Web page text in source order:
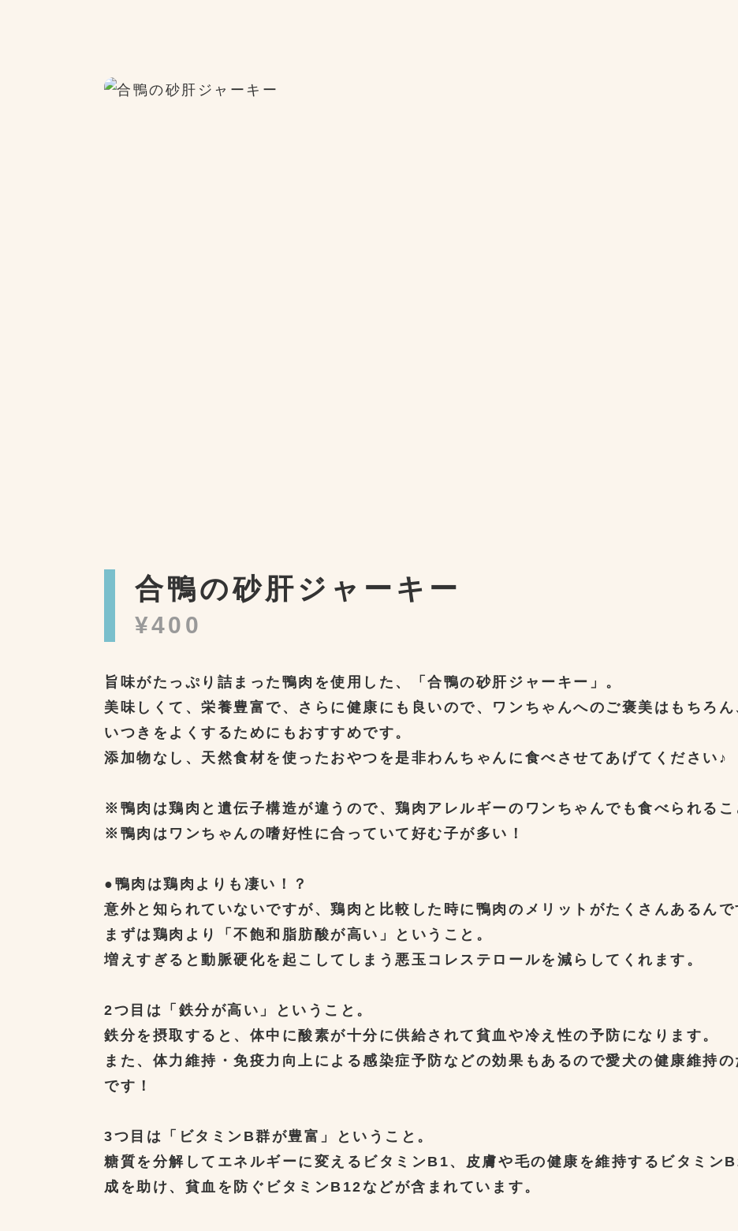
合鴨の砂肝ジャーキー
¥400
旨味がたっぷり詰まった鴨肉を使用した、「合鴨の砂肝ジャーキー」。
美味しくて、栄養豊富で、さらに健康にも良いので、ワンちゃんへのご褒美はもちろ
いつきをよくするためにもおすすめです。
添加物なし、天然食材を使ったおやつを是非わんちゃんに食べさせてあげてください♪
※鴨肉は鶏肉と遺伝子構造が違うので、鶏肉アレルギーのワンちゃんでも食べられるこ
※鴨肉はワンちゃんの嗜好性に合っていて好む子が多い！
●鴨肉は鶏肉よりも凄い！？
意外と知られていないですが、鶏肉と比較した時に鴨肉のメリットがたくさんあるんで
まずは鶏肉より「不飽和脂肪酸が高い」ということ。
増えすぎると動脈硬化を起こしてしまう悪玉コレステロールを減らしてくれます。
2つ目は「鉄分が高い」ということ。
鉄分を摂取すると、体中に酸素が十分に供給されて貧血や冷え性の予防になります。
また、体力維持・免疫力向上による感染症予防などの効果もあるので愛犬の健康維持
です！
3つ目は「ビタミンB群が豊富」ということ。
糖質を分解してエネルギーに変えるビタミンB1、皮膚や毛の健康を維持するビタミン
成を助け、貧血を防ぐビタミンB12などが含まれています。